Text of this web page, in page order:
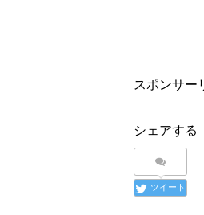
スポンサー
シェアする
ツイート